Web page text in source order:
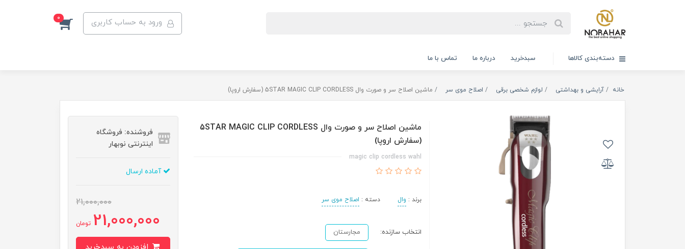
ورود به حساب کاربری 0
دسته‌بندی کالاها سبدخرید درباره ما تماس با ما
خانه آرایشی و بهداشتی لوازم شخصی برقی اصلاح موی سر ماشین اصلاح سر و صورت وال 5STAR MAGIC CLIP CORDLESS (سفارش اروپا)
ماشین اصلاح سر و صورت وال 5STAR MAGIC CLIP CORDLESS
(سفارش اروپا)
magic clip cordless wahl
برند : وال دسته : اصلاح موی سر
انتخاب سازنده: مجارستان
فروشنده: فروشگاه
اینترنتی نوبهار
آماده ارسال
21,000,000
21,000,000 تومان